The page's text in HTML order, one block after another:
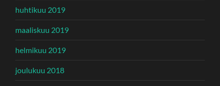
huhtikuu 2019
maaliskuu 2019
helmikuu 2019
joulukuu 2018